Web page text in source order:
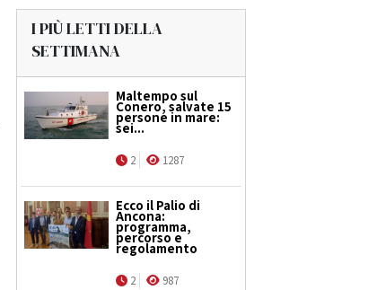
I PIÙ LETTI DELLA
SETTIMANA
Maltempo sul
Conero, salvate 15
persone in mare:
sei...
2 1287
Ecco il Palio di
Ancona:
programma,
percorso e
regolamento
2 987